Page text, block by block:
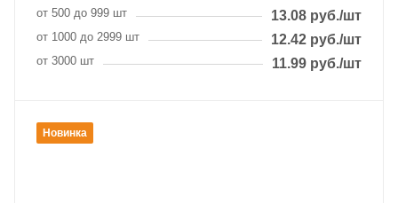
от 500 до 999 шт 13.08 руб./шт
от 1000 до 2999 шт 12.42 руб./шт
от 3000 шт 11.99 руб./шт
Новинка